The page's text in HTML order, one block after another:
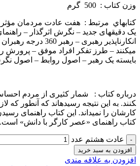
وزن كتاب : 500 گرم
كتاب­هاي مرتبط : هفت عادت مردمان
انکارناپذیر رهبری –
می­کنند – طرز تفکر افراد موفق – پرورش
بایسته یک رهبر – اصول روابط – اصول
کنند. به این نتیجه رسیده­اند که آن­طور که
کارشان را نمی­داند. این کتاب راهنمای
کتاب راهنمای «عصر کارگر با دانش» است.
عادت هشتم عدد
افزودن به سبد خرید
افزودن به علاقه مندی